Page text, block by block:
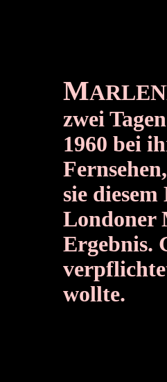
M
zwei
1960 bei
sie
Londoner
Ergebnis.
wollte.